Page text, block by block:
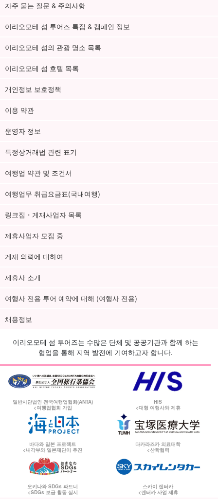
자주 묻는 질문 & 주의사항
이리오모테 섬 투어즈 특집 & 캠페인 정보
이리오모테 섬의 관광 명소 목록
이리오모테 섬 호텔 목록
개인정보 보호정책
이용 약관
운영자 정보
특정상거래법 관련 표기
여행업 약관 및 조건서
여행업무 취급요금표(국내여행)
링크집・게재사업자 목록
제휴사업자 모집 중
게재 의뢰에 대하여
제휴사 소개
여행사 전용 투어 예약에 대해 (여행사 전용)
채용정보
이리오모테 섬 투어즈는 수많은 단체 및 공공기관과 함께 하는
협업을 통해 지역 발전에 기여하고자 합니다.
일반사단법인 전국여행업협회(ANTA)
<여행업협회 가입
HIS
<대형 여행사와 제휴
바다와 일본 프로젝트
<내각부와 일본재단이 추진
다카라즈카 의료대학
<산학협력
오키나와 SDGs 파트너
<SDGs 보급 활동 실시
스카이 렌터카
<렌터카 사업 제휴